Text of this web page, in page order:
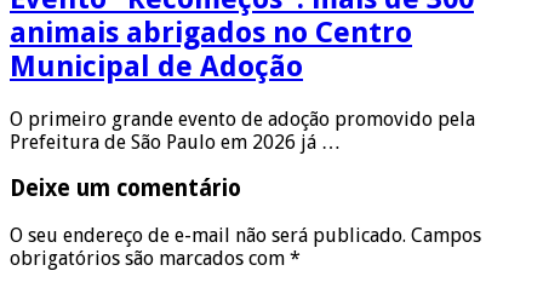
animais abrigados no Centro
Municipal de Adoção
O primeiro grande evento de adoção promovido pela
Prefeitura de São Paulo em 2026 já …
Deixe um comentário
O seu endereço de e-mail não será publicado. Campos
obrigatórios são marcados com *